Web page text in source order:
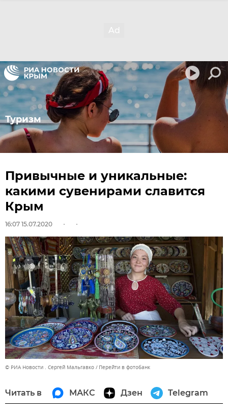
Туризм
Привычные и уникальные:
какими сувенирами славится
Крым
16:07 15.07.2020
© РИА Новости . Сергей Мальгавко Перейти в фотобанк
Читать в МАКС Дзен Telegram